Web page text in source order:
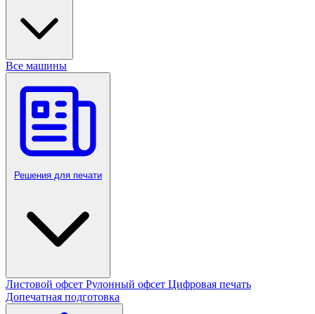
Все машины
Решения для печати
Листовой офсет Рулонный офсет Цифровая печать
Допечатная подготовка